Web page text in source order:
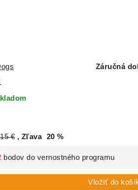
Záručná
€ Zľava 20 %
bodov do vernostného programu